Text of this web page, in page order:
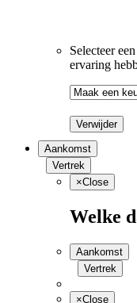
Selecteer
ervaring
Verwijder
Aankomst
Vertrek
×Close
Welke
Aankomst
Vertrek
×Close